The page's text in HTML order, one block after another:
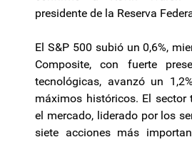
presidente de la Reserva
El S&P 500 subió un 0,6%,
Composite, con fuerte
tecnológicas, avanzó un
máximos históricos. El sector
el mercado, liderado por los
siete acciones más